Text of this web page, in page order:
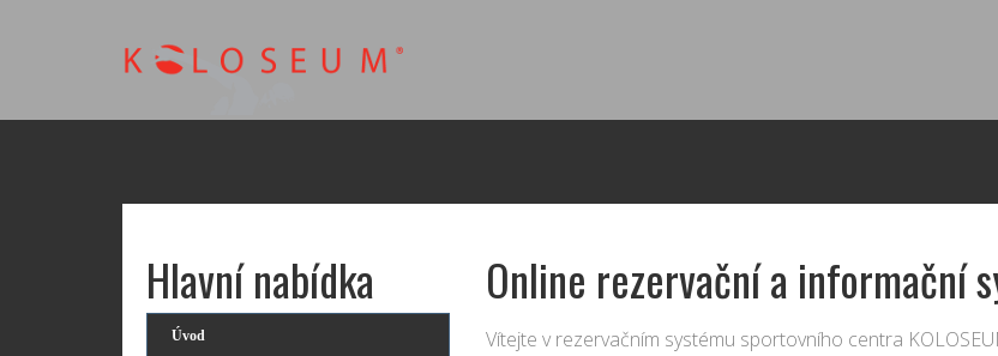
Hlavní nabídka
Úvod
Online rezervační a informační
Vítejte v rezervačním systému sportovního centra